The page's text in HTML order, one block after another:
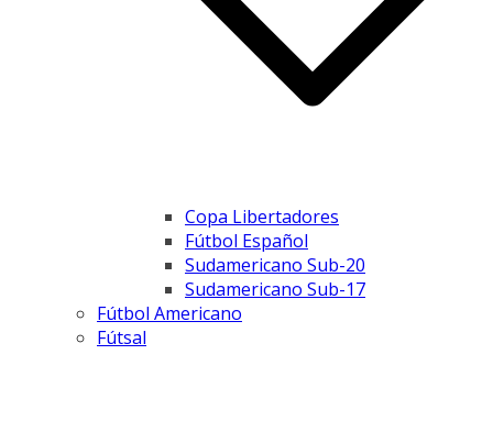
Copa Libertadores
Fútbol Español
Sudamericano Sub-20
Sudamericano Sub-17
Fútbol Americano
Fútsal